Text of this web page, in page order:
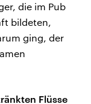
die im Pub
bildeten,
ging, der
Flüsse